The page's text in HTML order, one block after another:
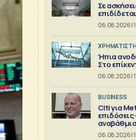
Σε
06.08.2026 |
Ήπια
Στο
06.08.2026 |
BUSINESS
Citi για
06.08.2026 |